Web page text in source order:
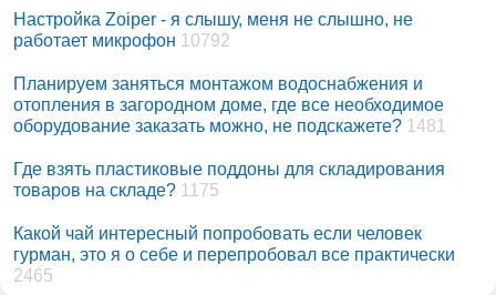
Настройка Zoiper - я слышу, меня не слышно, не
работает микрофон 10792
Планируем заняться монтажом водоснабжения и
отопления в загородном доме, где все необходимое
оборудование заказать можно, не подскажете? 1481
Где взять пластиковые поддоны для складирования
товаров на складе? 1175
Какой чай интересный попробовать если человек
гурман, это я о себе и перепробовал все практически
2465